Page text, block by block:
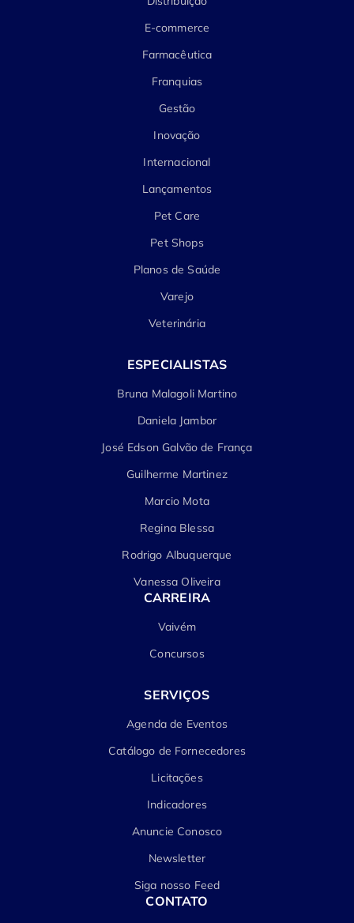
E-commerce
Farmacêutica
Franquias
Gestão
Inovação
Internacional
Lançamentos
Pet Care
Pet Shops
Planos de Saúde
Varejo
Veterinária
ESPECIALISTAS
Bruna Malagoli Martino
Daniela Jambor
José Edson Galvão de França
Guilherme Martinez
Marcio Mota
Regina Blessa
Rodrigo Albuquerque
Vanessa Oliveira
CARREIRA
Vaivém
Concursos
SERVIÇOS
Agenda de Eventos
Catálogo de Fornecedores
Licitações
Indicadores
Anuncie Conosco
Newsletter
Siga nosso Feed
CONTATO